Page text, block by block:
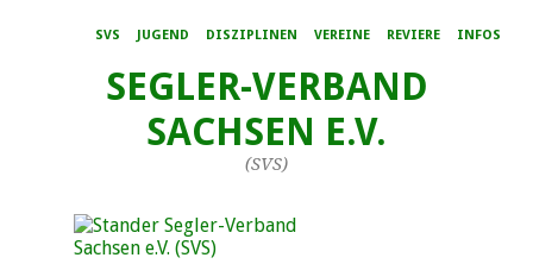
SVS JUGEND DISZIPLINEN VEREINE REVIERE INFOS
SEGLER-VERBAND
SACHSEN E.V.
(SVS)